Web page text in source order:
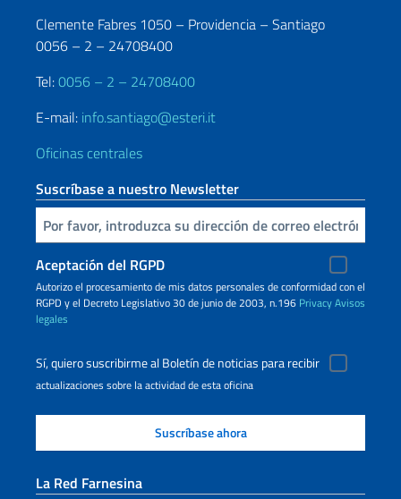
Clemente Fabres 1050 – Providencia – Santiago
0056 – 2 – 24708400
Tel:0056 – 2 – 24708400
E-mail: info.santiago@esteri.it
Oficinas centrales
Suscríbase a nuestro Newsletter
Inserta tu correo electronico
Aceptación del RGPD
Autorizo ​​el procesamiento de mis datos personales de conformidad con el
RGPD y el Decreto Legislativo 30 de junio de 2003, n.196 PrivacyAvisos
legales
Sí, quiero suscribirme al Boletín de noticias para recibir
actualizaciones sobre la actividad de esta oficina
La Red Farnesina